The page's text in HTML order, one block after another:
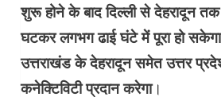
शुरू होने के बाद दिल्ली से देहरादून
घटकर लगभग ढाई घंटे में पूरा हो
उत्तराखंड के देहरादून समेत उत्तर
कनेक्टिविटी प्रदान करेगा।